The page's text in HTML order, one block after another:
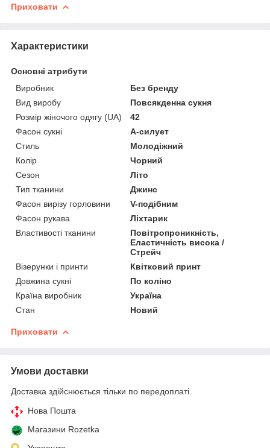
Приховати
Характеристики
Основні атрибути
Виробник
Без бренду
Вид виробу
Повсякденна сукня
Розмір жіночого одягу (UA)
42
Фасон сукні
А-силует
Стиль
Молодіжний
Колір
Чорний
Сезон
Літо
Тип тканини
Джинс
Фасон вирізу горловини
V-подібним
Фасон рукава
Ліхтарик
Властивості тканини
Повітропроникність,
Еластичність висока /
Стрейч
Візерунки і принти
Квітковий принт
Довжина сукні
По коліно
Країна виробник
Україна
Стан
Новий
Приховати
Умови доставки
Доставка здійснюється тільки по передоплаті.
Нова Пошта
Магазини Rozetka